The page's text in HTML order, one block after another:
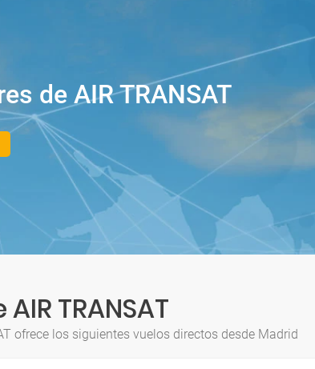
de AIR TRANSAT
TRANSAT
ofrece los siguientes vuelos directos desde Madrid